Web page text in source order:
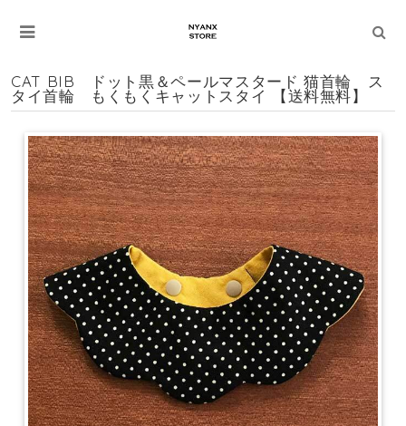
CAT BIB ドット黒＆ペールマスタード 猫首輪 ス
タイ首輪 もくもくキャットスタイ 【送料無料】